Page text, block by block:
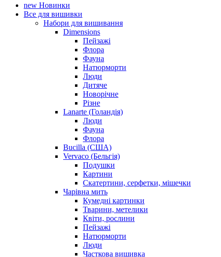
new Новинки
Все для вишивки
Набори для вишивання
Dimensions
Пейзажі
Флора
Фауна
Натюрморти
Люди
Дитяче
Новорічне
Різне
Lanarte (Голандія)
Люди
Фауна
Флора
Bucilla (США)
Vervaco (Бельгія)
Подушки
Картини
Скатертини, серфетки, мішечки
Чарiвна мить
Кумедні картинки
Тварини, метелики
Квіти, рослини
Пейзажі
Натюрморти
Люди
Часткова вишивка